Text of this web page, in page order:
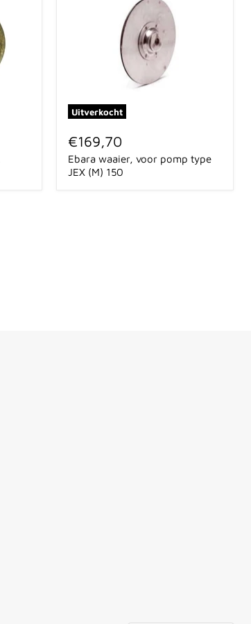
Uitverkocht
waaier,
voor
pomp
type
€169,70
Ebara waaier, voor pomp type
JEX (M) 150